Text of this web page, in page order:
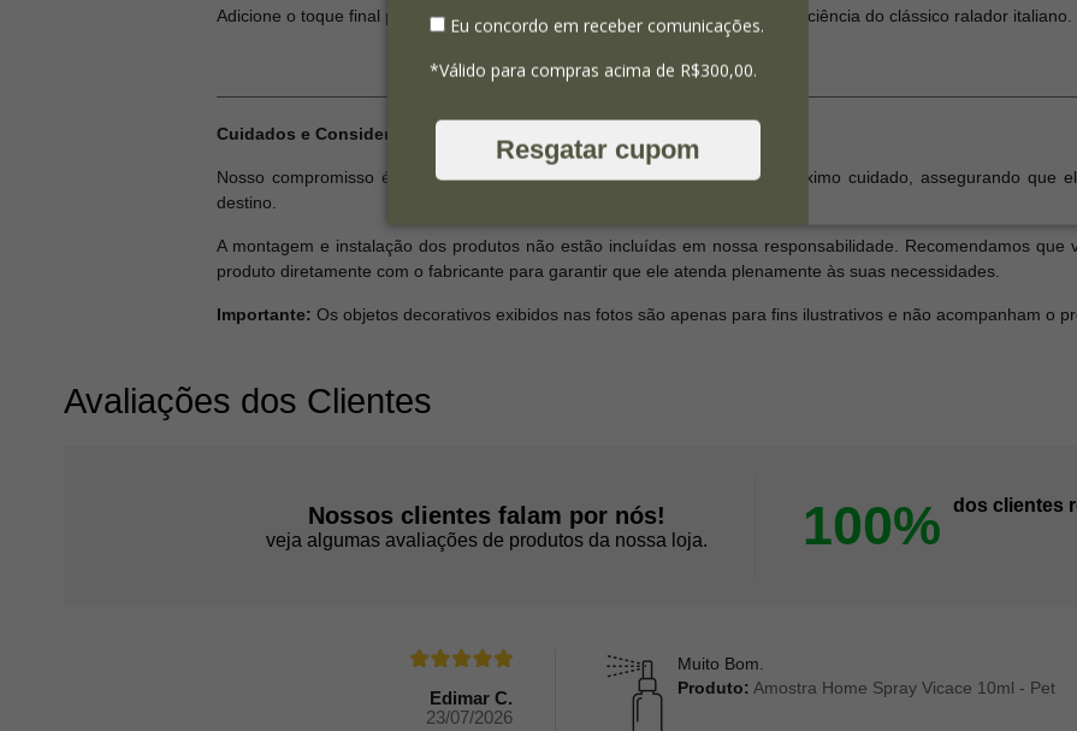
Eu concordo em receber comunicações.
*Válido para compras acima de R$300,00.
Resgatar cupom
Adicione o toque final perfeito às suas massas e risotos com a elegância e eficiência do clássico ralador italiano.
Cuidados e Considerações:
Nosso compromisso é garantir que seu produto seja embalado com o máximo cuidado, assegurando que
destino.
A montagem e instalação dos produtos não estão incluídas em nossa responsabilidade. Recomendamos que
produto diretamente com o fabricante para garantir que ele atenda plenamente às suas necessidades.
Importante: Os objetos decorativos exibidos nas fotos são apenas para fins ilustrativos e não acompanham o
Avaliações dos Clientes
Nossos clientes falam por nós!
veja algumas avaliações de produtos da nossa loja. 100% dos clientes
Edimar C.
23/07/2026
Muito Bom.
Produto: Amostra Home Spray Vicace 10ml - Pet